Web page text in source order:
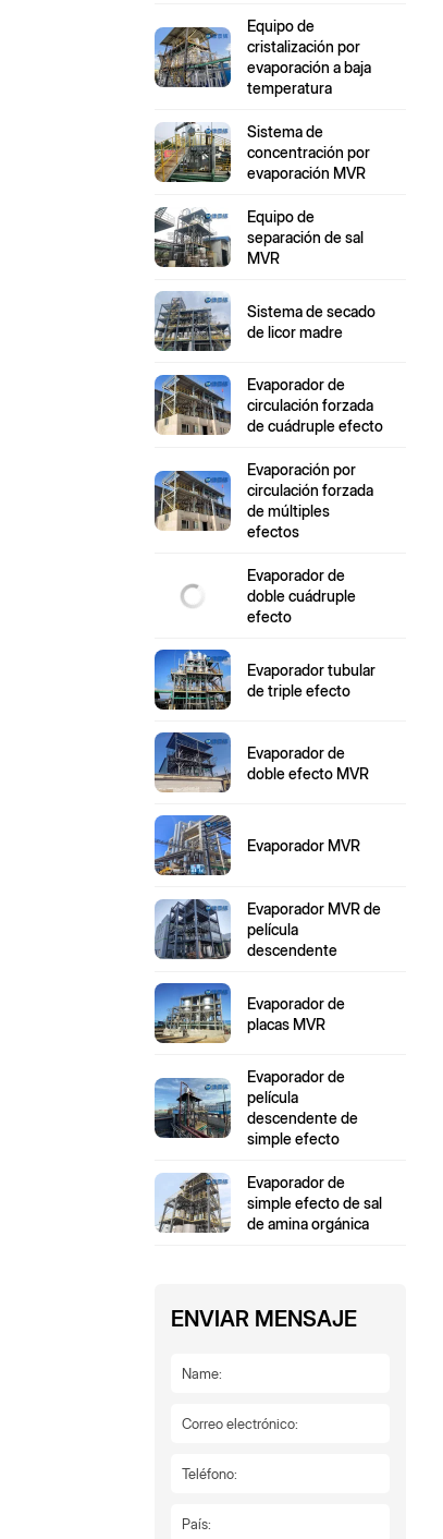
Equipo de
cristalización por
evaporación a baja
temperatura
Sistema de
concentración por
evaporación MVR
Equipo de
separación de sal
MVR
Sistema de secado
de licor madre
Evaporador de
circulación forzada
de cuádruple efecto
Evaporación por
circulación forzada
de múltiples
efectos
Evaporador de
doble cuádruple
efecto
Evaporador tubular
de triple efecto
Evaporador de
doble efecto MVR
Evaporador MVR
Evaporador MVR de
película
descendente
Evaporador de
placas MVR
Evaporador de
película
descendente de
simple efecto
Evaporador de
simple efecto de sal
de amina orgánica
ENVIAR MENSAJE